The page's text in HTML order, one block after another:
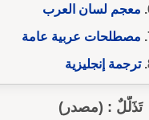
معجم لسان العرب
مصطلحات عربية عامة
ترجمة إنجليزية
تَذَلُّلٌ : (مصدر)